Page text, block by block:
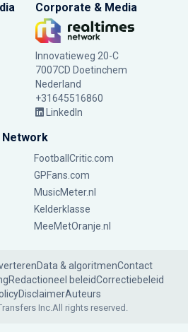
Corporate & Media
Innovatieweg 20-C
7007CD Doetinchem
Nederland
+31645516860
LinkedIn
Network
FootballCritic.com
GPFans.com
MusicMeter.nl
Kelderklasse
MeeMetOranje.nl
Data & algoritmenContact
Redactioneel beleidCorrectiebeleid
DisclaimerAuteurs
Inc.All rights reserved.